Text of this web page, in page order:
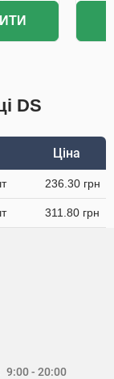
DS
Ціна
236.30 грн
311.80 грн
9:00 - 20:00